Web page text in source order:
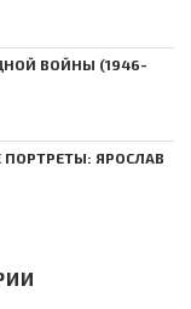
ВОЙНЫ (1946-
ПОРТРЕТЫ: ЯРОСЛАВ